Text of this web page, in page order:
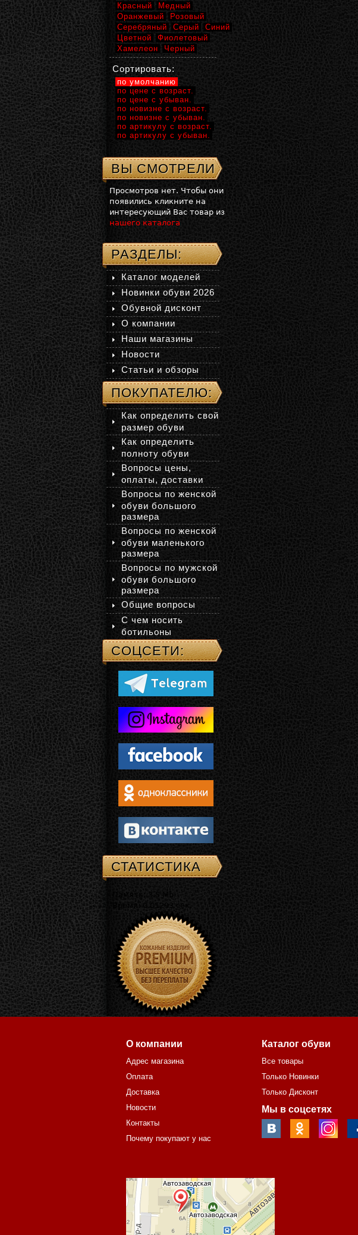
Красный
Медный
Оранжевый
Розовый
Серебряный
Серый
Синий
Цветной
Фиолетовый
Хамелеон
Черный
Сортировать:
по умолчанию
по цене с возраст.
по цене с убыван.
по новизне с возраст.
по новизне с убыван.
по артикулу с возраст.
по артикулу с убыван.
ВЫ СМОТРЕЛИ
Просмотров нет. Чтобы они
появились кликните на
интересующий Вас товар из
нашего каталога
РАЗДЕЛЫ:
Каталог моделей
Новинки обуви 2026
Обувной дисконт
О компании
Наши магазины
Новости
Статьи и обзоры
ПОКУПАТЕЛЮ:
Как определить свой
размер обуви
Как определить
полноту обуви
Вопросы цены,
оплаты, доставки
Вопросы по женской
обуви большого
размера
Вопросы по женской
обуви маленького
размера
Вопросы по мужской
обуви большого
размера
Общие вопросы
С чем носить
ботильоны
СОЦСЕТИ:
СТАТИСТИКА
Память: 3.5 Mb
Время: 0.01293 сек.
О компании
Адрес магазина
Оплата
Доставка
Новости
Контакты
Почему покупают у нас
Каталог обуви
Все товары
Только Новинки
Только Дисконт
Мы в соцсетях